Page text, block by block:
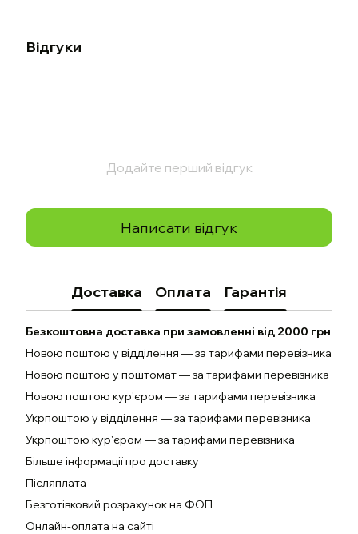
Відгуки
Додайте перший відгук
Написати відгук
Доставка Оплата Гарантія
Безкоштовна доставка при замовленні від 2000 грн
Новою поштою у відділення — за тарифами перевізника
Новою поштою у поштомат — за тарифами перевізника
Новою поштою кур'єром — за тарифами перевізника
Укрпоштою у відділення — за тарифами перевізника
Укрпоштою кур'єром — за тарифами перевізника
Більше інформації про доставку
Післяплата
Безготівковий розрахунок на ФОП
Онлайн-оплата на сайті